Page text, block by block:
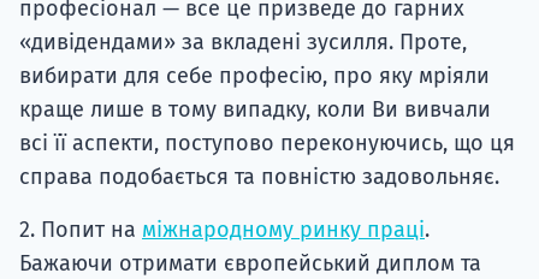
професіонал — все це призведе до гарних
«дивідендами» за вкладені зусилля. Проте,
вибирати для себе професію, про яку мріяли
краще лише в тому випадку, коли Ви вивчали
всі її аспекти, поступово переконуючись, що ця
справа подобається та повністю задовольняє.
2. Попит на міжнародному ринку праці.
Бажаючи отримати європейський диплом та